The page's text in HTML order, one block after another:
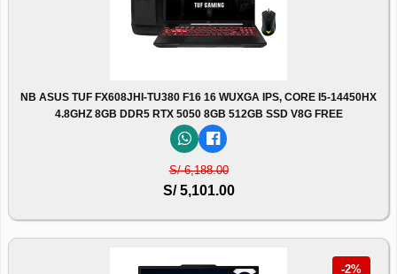
NB ASUS TUF FX608JHI-TU380 F16 16 WUXGA IPS, CORE I5-14450HX
4.8GHZ 8GB DDR5 RTX 5050 8GB 512GB SSD V8G FREE
S/ 6,188.00
S/ 5,101.00
-2%